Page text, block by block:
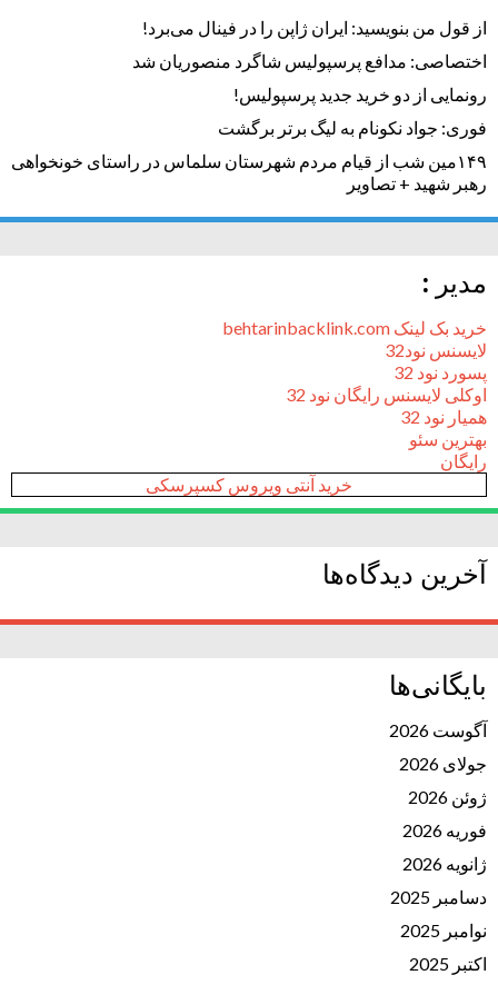
از قول من بنویسید: ایران ژاپن را در فینال می‌برد!
اختصاصی: مدافع پرسپولیس شاگرد منصوریان شد
رونمایی از دو خرید جدید پرسپولیس!
فوری: جواد نکونام به لیگ برتر برگشت
۱۴۹مین شب از قیام مردم شهرستان سلماس در راستای خونخواهی
رهبر شهید + تصاویر
مدیر :
خرید بک لینک behtarinbacklink.com
لایسنس نود32
پسورد نود 32
اوکلی لایسنس رایگان نود 32
همیار نود 32
بهترین سئو
رایگان
خرید آنتی ویروس کسپرسکی
آخرین دیدگاه‌ها
بایگانی‌ها
آگوست 2026
جولای 2026
ژوئن 2026
فوریه 2026
ژانویه 2026
دسامبر 2025
نوامبر 2025
اکتبر 2025